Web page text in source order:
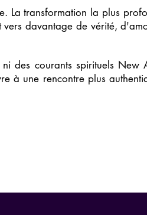
La transformation la plus
davantage de vérité,
des courants spirituels New
à une rencontre plus